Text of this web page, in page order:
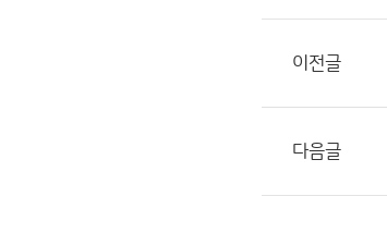
이전글
다음글